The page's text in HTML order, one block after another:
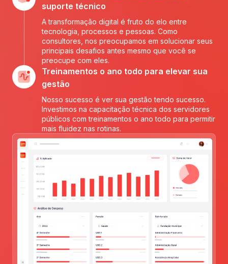
suporte técnico
A transformação digital é fruto do elo entre
tecnologia, processos e pessoas. Como
consultores, nos preocupamos em solucionar seus
principais desafios antes mesmo que você se
preocupe com eles.
Treinamentos o ano todo para elevar sua
gestão
Nosso sucesso é ver sua gestão tendo sucesso.
Investimos na capacitação técnica dos servidores
públicos com treinamentos o ano todo para permitir
mais fluidez nas rotinas.